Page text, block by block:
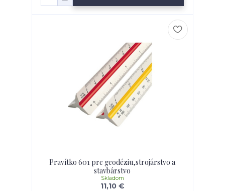
Pravítko 601 pre geodéziu,strojárstvo a
stavbárstvo
11,10 €
Skladom